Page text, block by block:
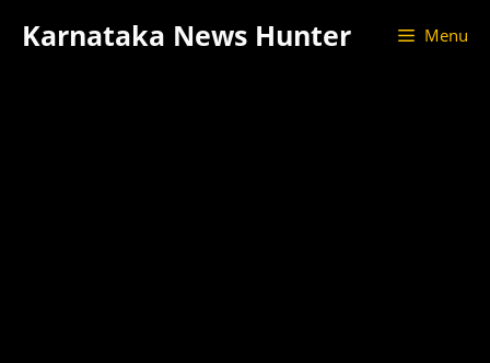
Karnataka News Hunter Menu